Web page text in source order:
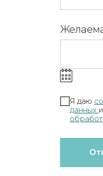
Я даю
данных